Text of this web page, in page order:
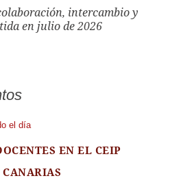
intercambio y
en julio de 2026
el día
EN EL CEIP
CANARIAS